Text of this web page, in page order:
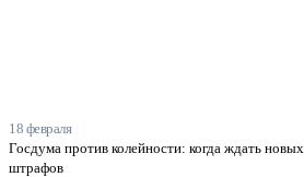
18 февраля
Госдума против колейности: когда ждать новых
штрафов